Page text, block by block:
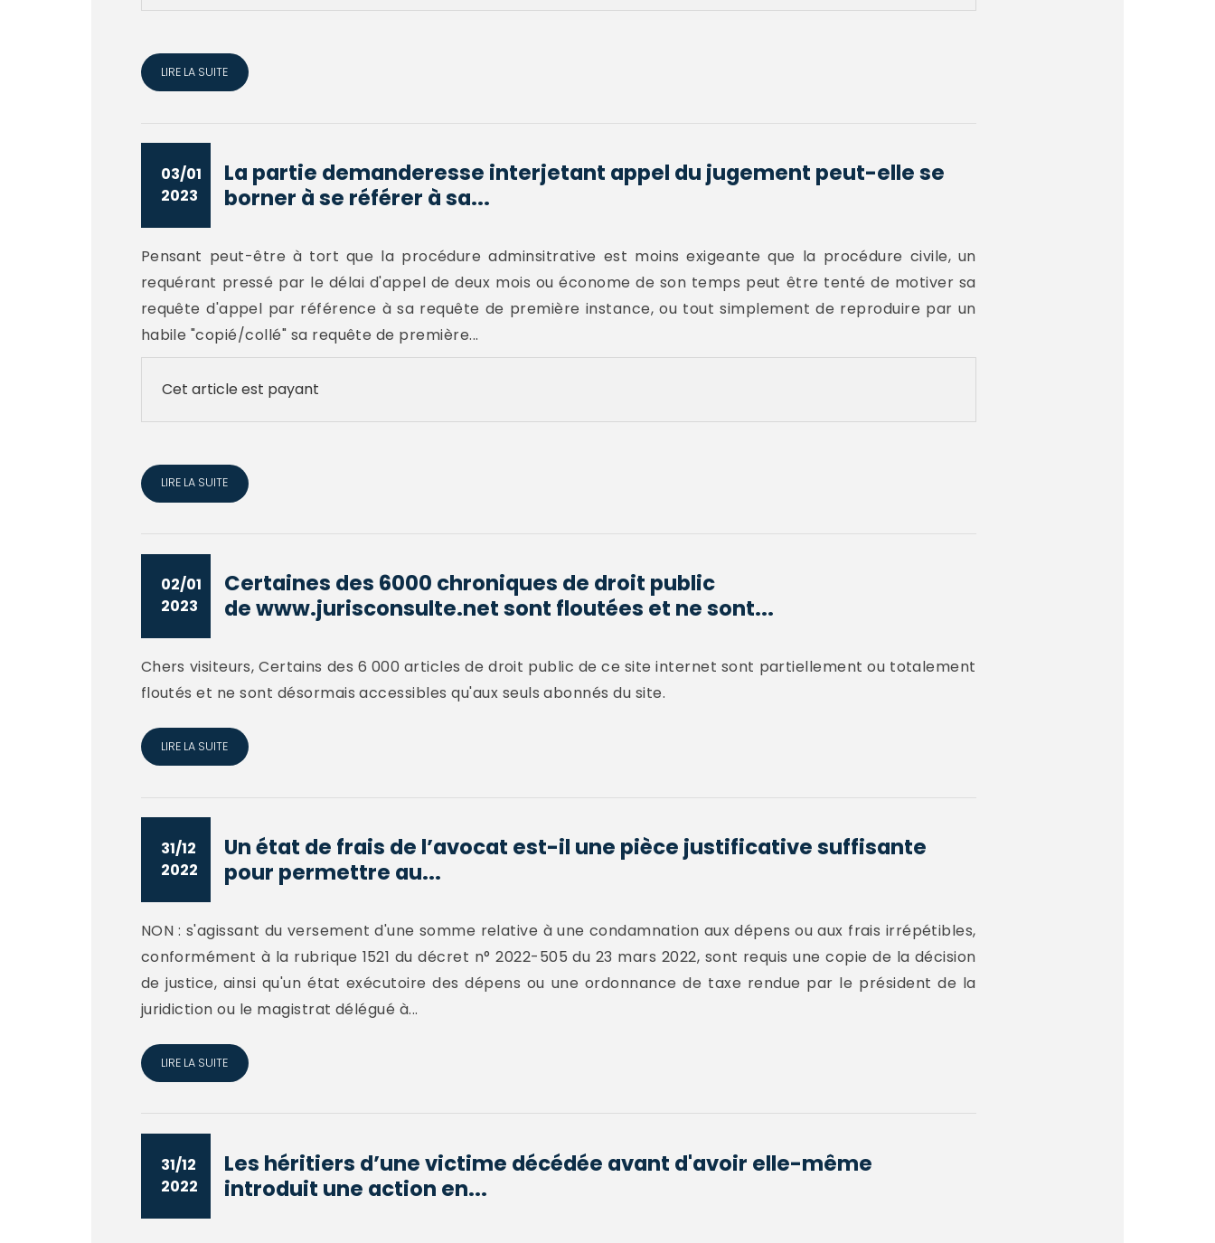
LIRE LA SUITE
03/01
2023
La partie demanderesse interjetant appel du jugement peut-elle se
borner à se référer à sa...
Pensant peut-être à tort que la procédure adminsitrative est moins exigeante que la procédure civile, un
requérant pressé par le délai d'appel de deux mois ou économe de son temps peut être tenté de motiver sa
requête d'appel par référence à sa requête de première instance, ou tout simplement de reproduire par un
habile "copié/collé" sa requête de première...
Cet article est payant
LIRE LA SUITE
02/01
2023
Certaines des 6000 chroniques de droit public
de www.jurisconsulte.net sont floutées et ne sont...
Chers visiteurs, Certains des 6 000 articles de droit public de ce site internet sont partiellement ou totalement
floutés et ne sont désormais accessibles qu'aux seuls abonnés du site.
LIRE LA SUITE
31/12
2022
Un état de frais de l’avocat est-il une pièce justificative suffisante
pour permettre au...
NON : s'agissant du versement d'une somme relative à une condamnation aux dépens ou aux frais irrépétibles,
conformément à la rubrique 1521 du décret n° 2022-505 du 23 mars 2022, sont requis une copie de la décision
de justice, ainsi qu'un état exécutoire des dépens ou une ordonnance de taxe rendue par le président de la
juridiction ou le magistrat délégué à...
LIRE LA SUITE
31/12
2022
Les héritiers d’une victime décédée avant d'avoir elle-même
introduit une action en...